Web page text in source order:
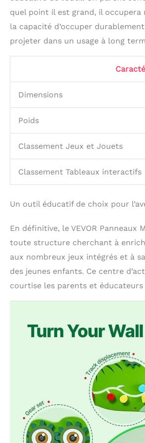
quel point il est grand, il
la capacité d’occuper
projeter dans un usage à long
Dimensions
Poids
Classement Jeux et Jouets
Classement Tableaux interactifs
Un outil éducatif de choix pour
En définitive, le VEVOR
toute structure cherchant à
aux nombreux jeux intégrés et à
des jeunes enfants. Ce centre
courtise les parents et